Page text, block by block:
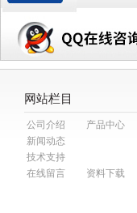
网站栏目
公司介绍
产品中心
新闻动态
技术支持
在线留言
资料下载